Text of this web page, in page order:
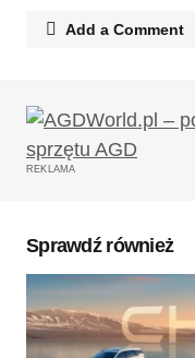
Add a Comment
Twój adres email
Wymagane pola
Twoję imię*
REKLAMA
Sprawdź również